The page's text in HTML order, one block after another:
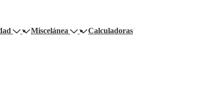
Miscelánea Calculadoras